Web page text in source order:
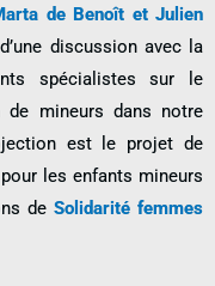
de Benoît et Julien
discussion avec la
spécialistes sur le
mineurs dans notre
est le projet de
les enfants mineurs
de Solidarité femmes